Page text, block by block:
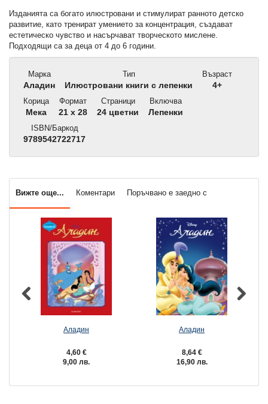
Изданията са богато илюстровани и стимулират ранното детско
развитие, като тренират умението за концентрация, създават
естетическо чувство и насърчават творческото мислене.
Подходящи са за деца от 4 до 6 години.
Марка
Аладин
Тип
Илюстровани книги с лепенки
Възраст
4+
Корица
Мека
Формат
21 x 28
Страници
24 цветни
Включва
Лепенки
ISBN/Баркод
9789542722717
Вижте още... Коментари Поръчвано е заедно с
Аладин
4,60 €
9,00 лв.
Аладин
8,64 €
16,90 лв.